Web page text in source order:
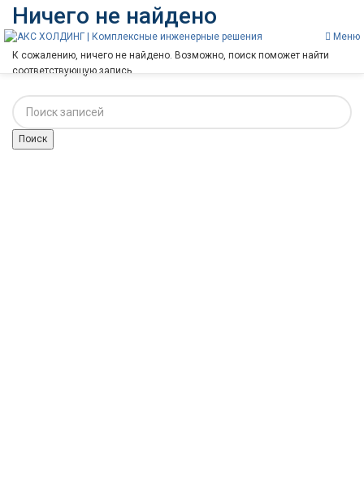
Меню
Ничего не найдено
К сожалению, ничего не найдено. Возможно, поиск поможет найти
соответствующую запись.
Поиск